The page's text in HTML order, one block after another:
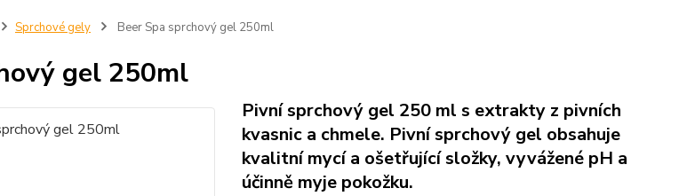
Sprchové gely Beer Spa sprchový gel 250ml
gel 250ml
Pivní sprchový gel 250 ml s extrakty z pivních
kvasnic a chmele. Pivní sprchový gel obsahuje
kvalitní mycí a ošetřující složky, vyvážené pH a
účinně myje pokožku.